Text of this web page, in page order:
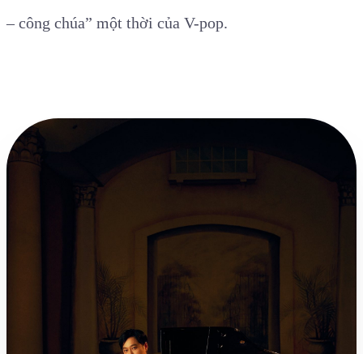
– công chúa” một thời của V-pop.